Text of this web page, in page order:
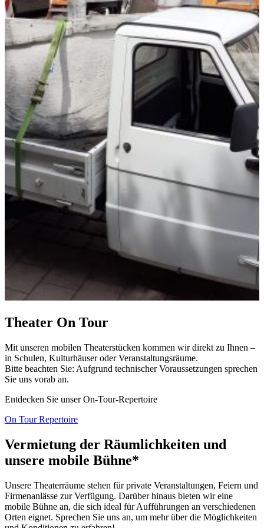
die Getränke stellen wir (Unkostenbeitrag:
50,- €).
Theater On Tour
Mit unseren mobilen Theaterstücken kommen wir direkt zu Ihnen –
in Schulen, Kulturhäuser oder Veranstaltungsräume.
Bitte beachten Sie: Aufgrund technischer Voraussetzungen sprechen
Sie uns vorab an.
Entdecken Sie unser On-Tour-Repertoire
On Tour Repertoire
Vermietung der Räumlichkeiten und
unsere mobile Bühne*
Unsere Theaterräume stehen für private Veranstaltungen, Feiern und
Firmenanlässe zur Verfügung. Darüber hinaus bieten wir eine
mobile Bühne an, die sich ideal für Aufführungen an verschiedenen
Orten eignet. Sprechen Sie uns an, um mehr über die Möglichkeiten